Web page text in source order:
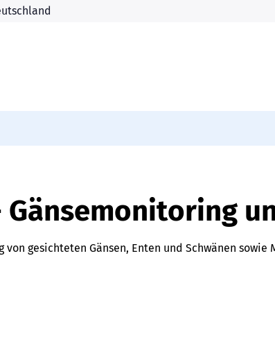
Gänsemonitoring
gesichteten Gänsen, Enten und Schwänen